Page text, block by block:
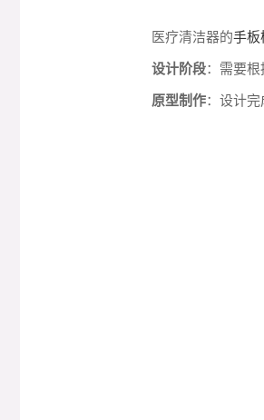
医疗清洁器的手板
设计阶段：需要
原型制作：设计